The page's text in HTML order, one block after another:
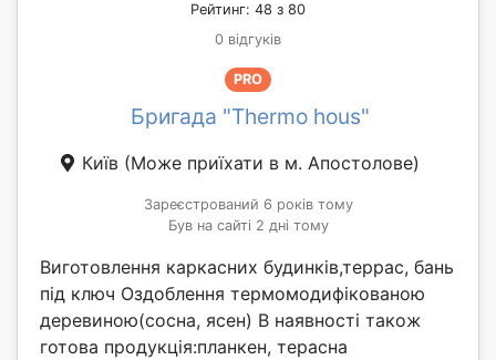
Рейтинг: 48 з 80
0 відгуків
PRO
Бригада "Thermo hous"
Київ (Може приїхати в м. Апостолове)
Зареєстрований 6 років тому
Був на сайті 2 дні тому
Виготовлення каркасних будинків,террас, бань
під ключ Оздоблення термомодифікованою
деревиною(сосна, ясен) В наявності також
готова продукція:планкен, терасна